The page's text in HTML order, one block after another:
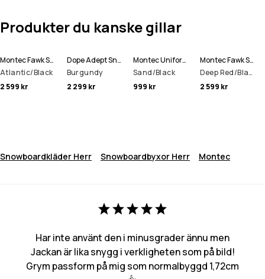
Produkter du kanske gillar
Montec Fawk Snowboardjacka Man
Atlantic/Black
2 599 kr
Dope Adept Snowboardjacka Man
Burgundy
2 299 kr
Montec Uniform Fleecehood Man
Sand/Black
999 kr
Montec Fawk Snowboardjacka Man
Deep Red/Black
2 599 kr
Snowboardkläder Herr Snowboardbyxor Herr Montec
Har inte använt den i minusgrader ännu men
Jackan är lika snygg i verkligheten som på bild!
Grym passform på mig som normalbyggd 1,72cm